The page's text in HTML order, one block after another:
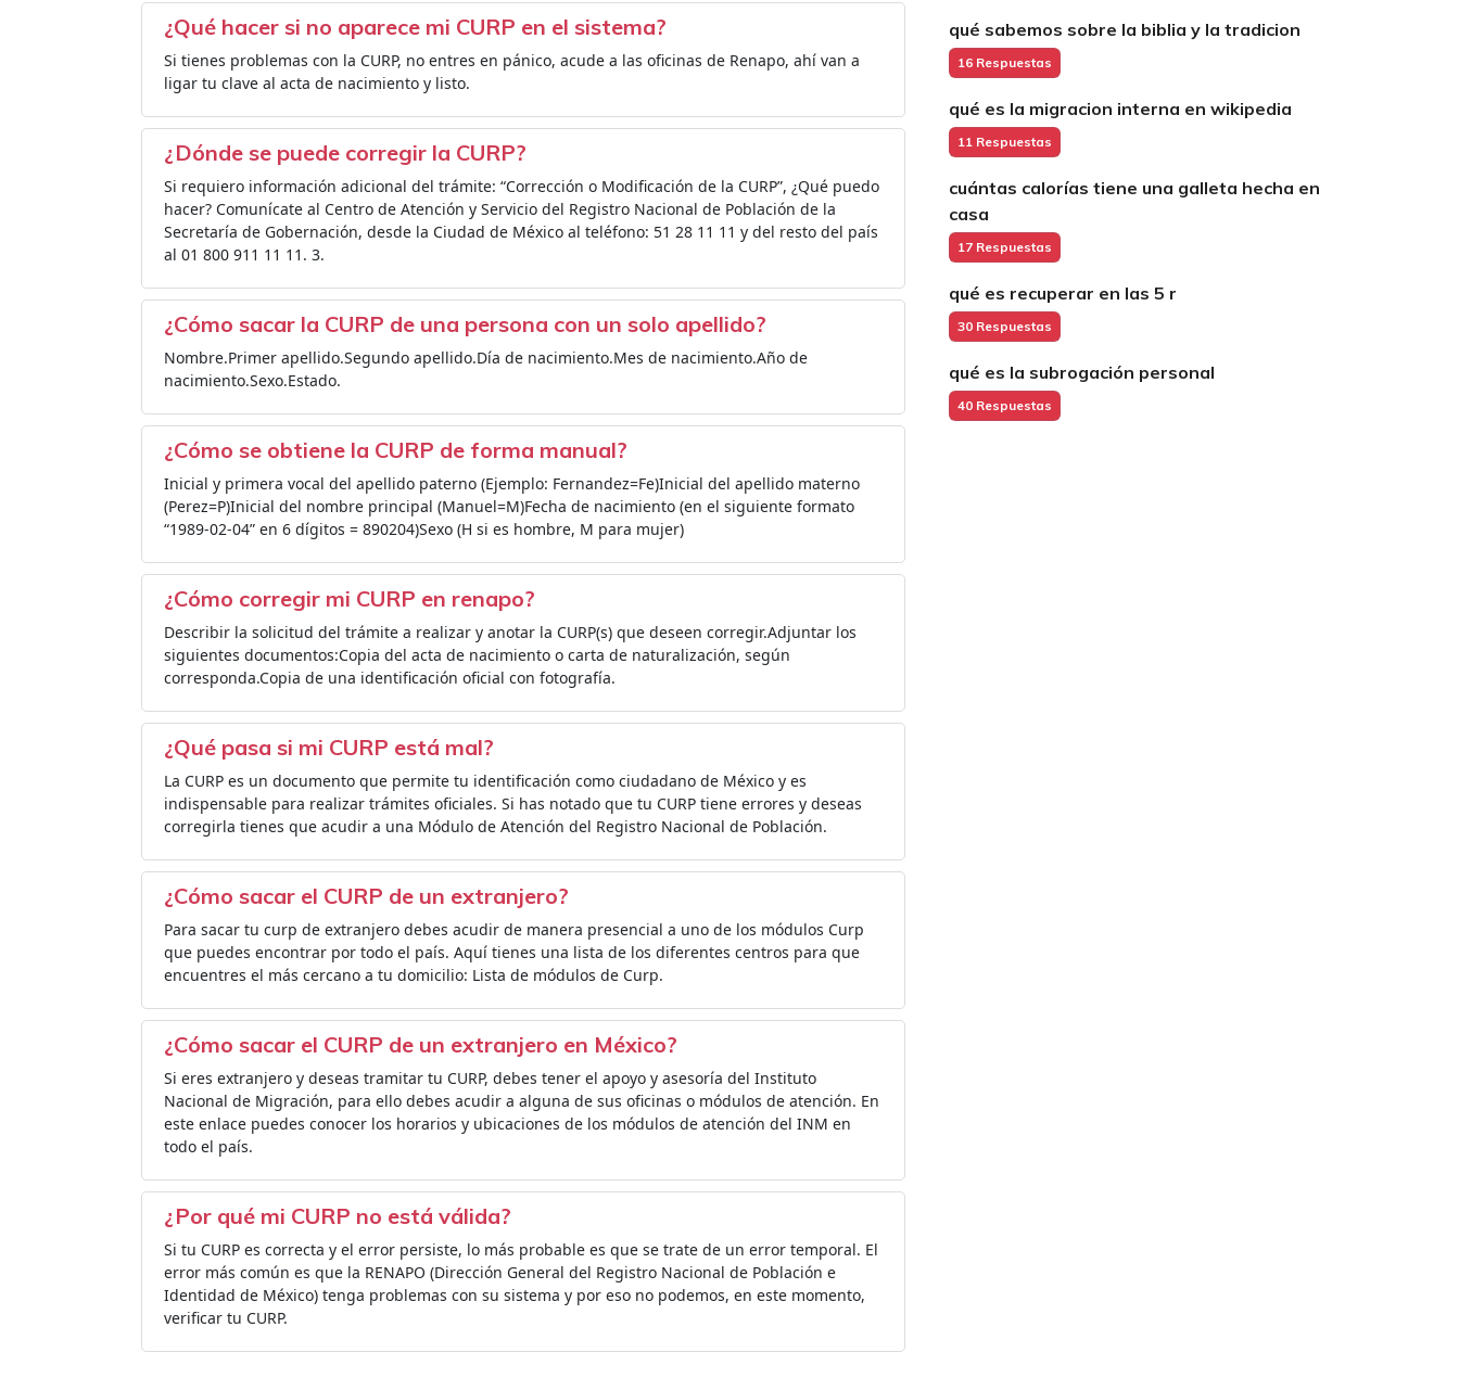
¿Qué hacer si no aparece mi CURP en el sistema?
Si tienes problemas con la CURP, no entres en pánico, acude a las oficinas de Renapo, ahí van a
ligar tu clave al acta de nacimiento y listo.
¿Dónde se puede corregir la CURP?
Si requiero información adicional del trámite: “Corrección o Modificación de la CURP”, ¿Qué puedo
hacer? Comunícate al Centro de Atención y Servicio del Registro Nacional de Población de la
Secretaría de Gobernación, desde la Ciudad de México al teléfono: 51 28 11 11 y del resto del país
al 01 800 911 11 11. 3.
¿Cómo sacar la CURP de una persona con un solo apellido?
Nombre.Primer apellido.Segundo apellido.Día de nacimiento.Mes de nacimiento.Año de
nacimiento.Sexo.Estado.
¿Cómo se obtiene la CURP de forma manual?
Inicial y primera vocal del apellido paterno (Ejemplo: Fernandez=Fe)Inicial del apellido materno
(Perez=P)Inicial del nombre principal (Manuel=M)Fecha de nacimiento (en el siguiente formato
“1989-02-04” en 6 dígitos = 890204)Sexo (H si es hombre, M para mujer)
¿Cómo corregir mi CURP en renapo?
Describir la solicitud del trámite a realizar y anotar la CURP(s) que deseen corregir.Adjuntar los
siguientes documentos:Copia del acta de nacimiento o carta de naturalización, según
corresponda.Copia de una identificación oficial con fotografía.
¿Qué pasa si mi CURP está mal?
La CURP es un documento que permite tu identificación como ciudadano de México y es
indispensable para realizar trámites oficiales. Si has notado que tu CURP tiene errores y deseas
corregirla tienes que acudir a una Módulo de Atención del Registro Nacional de Población.
¿Cómo sacar el CURP de un extranjero?
Para sacar tu curp de extranjero debes acudir de manera presencial a uno de los módulos Curp
que puedes encontrar por todo el país. Aquí tienes una lista de los diferentes centros para que
encuentres el más cercano a tu domicilio: Lista de módulos de Curp.
¿Cómo sacar el CURP de un extranjero en México?
Si eres extranjero y deseas tramitar tu CURP, debes tener el apoyo y asesoría del Instituto
Nacional de Migración, para ello debes acudir a alguna de sus oficinas o módulos de atención. En
este enlace puedes conocer los horarios y ubicaciones de los módulos de atención del INM en
todo el país.
¿Por qué mi CURP no está válida?
Si tu CURP es correcta y el error persiste, lo más probable es que se trate de un error temporal. El
error más común es que la RENAPO (Dirección General del Registro Nacional de Población e
Identidad de México) tenga problemas con su sistema y por eso no podemos, en este momento,
verificar tu CURP.
qué sabemos sobre la biblia y la tradicion
16 Respuestas
qué es la migracion interna en wikipedia
11 Respuestas
cuántas calorías tiene una galleta hecha en
casa
17 Respuestas
qué es recuperar en las 5 r
30 Respuestas
qué es la subrogación personal
40 Respuestas